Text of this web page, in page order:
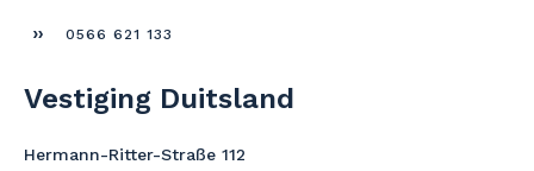
0566 621 133
Vestiging Duitsland
Hermann-Ritter-Straße 112